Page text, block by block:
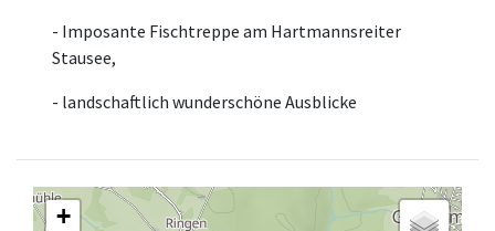
- Imposante Fischtreppe am Hartmannsreiter
Stausee,
- landschaftlich wunderschöne Ausblicke
+